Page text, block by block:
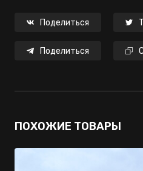
Поделиться
Поделиться
ПОХОЖИЕ ТОВАРЫ